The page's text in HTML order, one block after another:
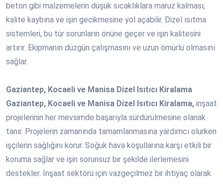
beton gibi malzemelerin düşük sıcaklıklara maruz kalması,
kalite kaybına ve işin gecikmesine yol açabilir. Dizel ısıtma
sistemleri, bu tür sorunların önüne geçer ve işin kalitesini
artırır. Ekipmanın düzgün çalışmasını ve uzun ömürlü olmasını
sağlar.
Gaziantep, Kocaeli ve Manisa Dizel Isıtıcı Kiralama
Gaziantep, Kocaeli ve Manisa Dizel Isıtıcı Kiralama, inşaat
projelerinin her mevsimde başarıyla sürdürülmesine olanak
tanır. Projelerin zamanında tamamlanmasına yardımcı olurken
işçilerin sağlığını korur. Soğuk hava koşullarına karşı etkili bir
koruma sağlar ve işin sorunsuz bir şekilde ilerlemesini
destekler. İnşaat sektörü için vazgeçilmez bir ihtiyaç olarak